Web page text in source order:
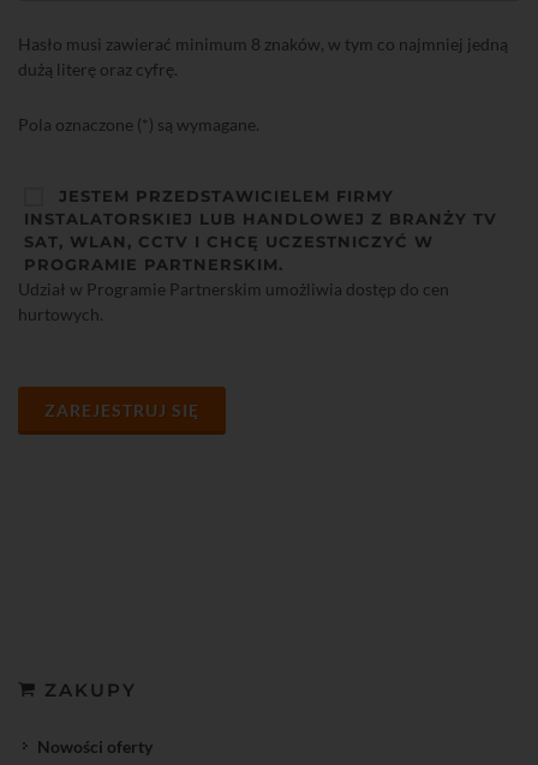
Hasło musi zawierać minimum 8 znaków, w tym co najmniej jedną
dużą literę oraz cyfrę.
Pola oznaczone (*) są wymagane.
JESTEM PRZEDSTAWICIELEM FIRMY
INSTALATORSKIEJ LUB HANDLOWEJ Z BRANŻY TV
SAT, WLAN, CCTV I CHCĘ UCZESTNICZYĆ W
PROGRAMIE PARTNERSKIM.
Udział w Programie Partnerskim umożliwia dostęp do cen
hurtowych.
ZAREJESTRUJ SIĘ
ZAKUPY
Nowości oferty